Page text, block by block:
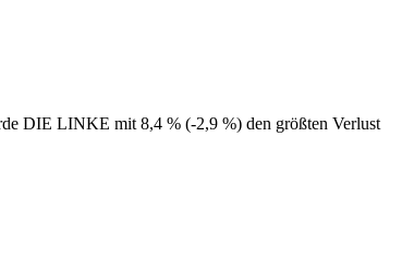
DIE LINKE mit 8,4 % (-2,9 %) den größten Verlust